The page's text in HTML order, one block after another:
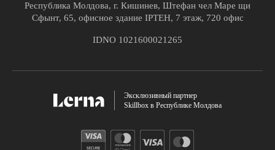
Республика Молдова, г. Кишинев, Штефан чел Маре щи
Сфынт, 65, офисное здание IPTEH, 7 этаж, 720 офис
IDNO 1021600021265
Эксклюзивный партнер
Skillbox в Республике Молдова